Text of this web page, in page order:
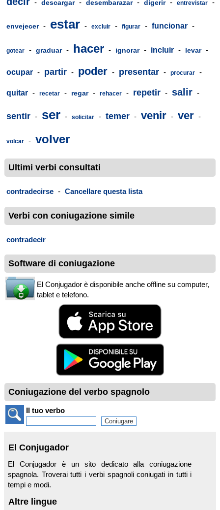
- descargar - desembarazar - digerir - entrevistar -
envejecer - estar - excluir - figurar - funcionar -
gotear - graduar - hacer - ignorar - incluir - levar -
ocupar - partir - poder - presentar - procurar -
quitar - recetar - regar - rehacer - repetir - salir -
sentir - ser - solicitar - temer - venir - ver -
volcar - volver
Ultimi verbi consultati
contradecirse - Cancellare questa lista
Verbi con coniugazione simile
contradecir
Software di coniugazione
El Conjugador è disponibile anche offline su computer,
tablet e telefono.
Coniugazione del verbo spagnolo
Il tuo verbo
El Conjugador
El Conjugador è un sito dedicato alla coniugazione
spagnola. Troverai tutti i verbi spagnoli coniugati in tutti i
tempi e modi.
Altre lingue